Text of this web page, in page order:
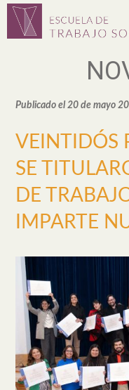
Publicado el 20 de mayo
VEINTIDÓS
SE
DE
IMPARTE